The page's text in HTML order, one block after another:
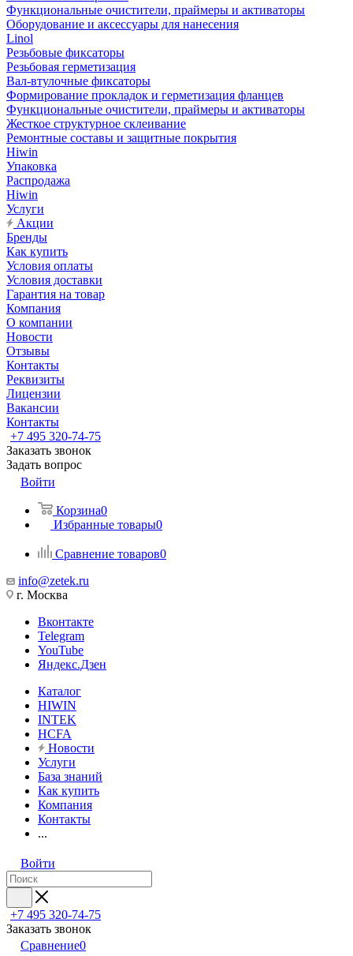
Функциональные очистители, праймеры и активаторы
Оборудование и аксессуары для нанесения
Linol
Резьбовые фиксаторы
Резьбовая герметизация
Вал-втулочные фиксаторы
Формирование прокладок и герметизация фланцев
Функциональные очистители, праймеры и активаторы
Жесткое структурное склеивание
Ремонтные составы и защитные покрытия
Hiwin
Упаковка
Распродажа
Hiwin
Услуги
Акции
Бренды
Как купить
Условия оплаты
Условия доставки
Гарантия на товар
Компания
О компании
Новости
Отзывы
Контакты
Реквизиты
Лицензии
Вакансии
Контакты
+7 495 320-74-75
Заказать звонок
Задать вопрос
Войти
Корзина0
Избранные товары0
Сравнение товаров0
info@zetek.ru
г. Москва
Вконтакте
Telegram
YouTube
Яндекс.Дзен
Каталог
HIWIN
INTEK
HCFA
Новости
Услуги
База знаний
Как купить
Компания
Контакты
...
Войти
+7 495 320-74-75
Заказать звонок
Сравнение0